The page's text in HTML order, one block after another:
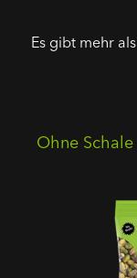
Es gibt mehr
Ohne Schale